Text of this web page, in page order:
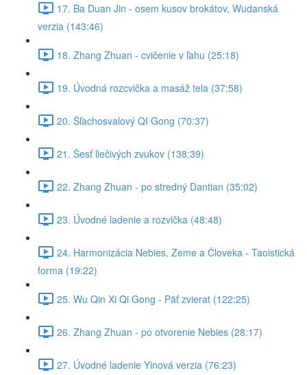
17. Ba Duan Jin - osem kusov brokátov, Wudanská
verzia (143:46)
18. Zhang Zhuan - cvičenie v ľahu (25:18)
19. Úvodná rozcvička a masáž tela (37:58)
20. Šľachosvalový QI Gong (70:37)
21. Šesť liečivých zvukov (138:39)
22. Zhang Zhuan - po stredný Dantian (35:02)
23. Úvodné ladenie a rozvička (48:48)
24. Harmonizácia Nebies, Zeme a Človeka - Taoistická
forma (19:22)
25. Wu Qin Xi Qi Gong - Päť zvierat (122:25)
26. Zhang Zhuan - po otvorenie Nebies (28:17)
27. Úvodné ladenie Yinová verzia (76:23)